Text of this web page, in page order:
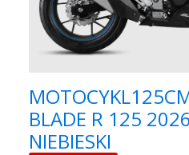
BLADE R 125
NIEBIESKI